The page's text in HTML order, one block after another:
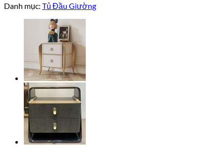
Danh mục: Tủ Đầu Giường